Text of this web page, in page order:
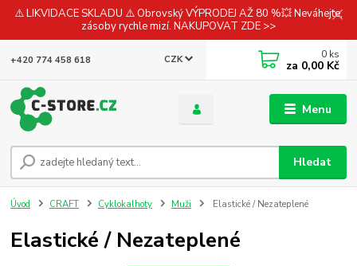
⚠️ LIKVIDACE SKLADU ⚠️ Obrovský VÝPRODEJ AŽ 80 %💥 Neváhejte,
zásoby rychle mizí. NAKUPOVAT ZDE >>
Menu
CZK
Hledat
+420 774 458 618 0 ks
za 0,00 Kč
Úvod CRAFT Cyklokalhoty Muži Elastické / Nezateplené
Elastické / Nezateplené